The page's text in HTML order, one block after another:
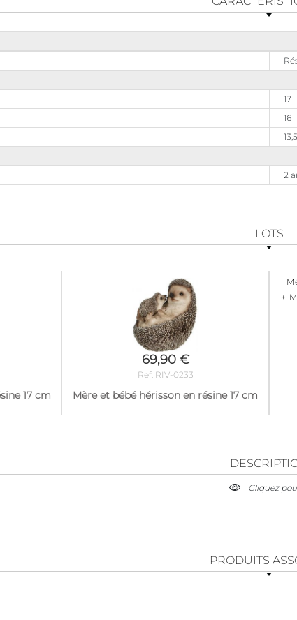
17
16
2
LOTS
17 cm
69,90 €
Ref. RIV-0233
Mère et bébé hérisson en résine 17 cm
+
Cliquez
PRODUITS